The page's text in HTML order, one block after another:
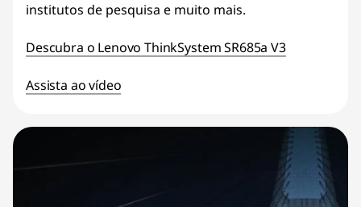
institutos de pesquisa e muito mais.
Descubra o Lenovo ThinkSystem SR685a V3
Assista ao vídeo